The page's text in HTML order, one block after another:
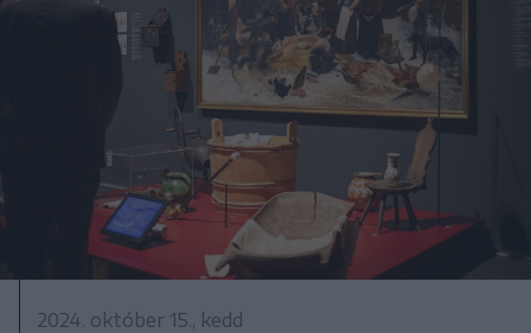
2024. október 15., kedd